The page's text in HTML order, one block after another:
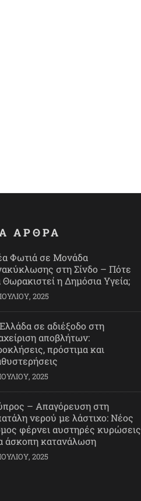
ΑΡΘΡΑ
Φωτιά σε Μονάδα
στη Σίνδο – Πότε
Θωρακιστεί η Δημόσια Υγεία;
2025
σε αδιέξοδο στη
αποβλήτων:
πρόστιμα και
2025
– Απαγόρευση στη
νερού με λάστιχο: Νέος
φέρνει αυστηρές κυρώσεις
άσκοπη κατανάλωση
2025